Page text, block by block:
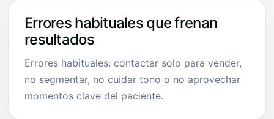
Errores habituales que frenan
resultados
Errores habituales: contactar solo para vender,
no segmentar, no cuidar tono o no aprovechar
momentos clave del paciente.